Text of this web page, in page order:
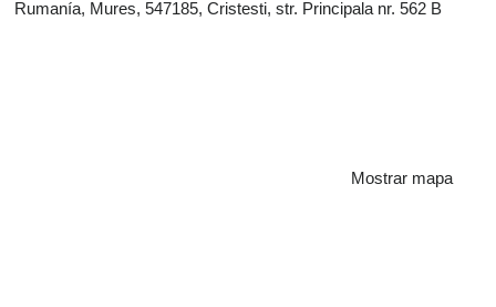
Rumanía, Mures, 547185, Cristesti, str. Principala nr. 562 B
Mostrar mapa